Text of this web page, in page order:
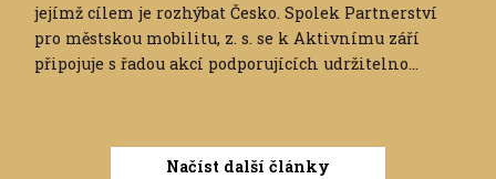
jejímž cílem je rozhýbat Česko. Spolek Partnerství
pro městskou mobilitu, z. s. se k Aktivnímu září
připojuje s řadou akcí podporujících udržitelno...
Načíst další články